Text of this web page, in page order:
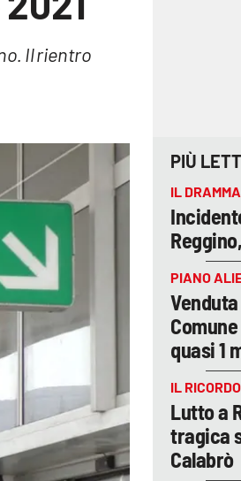
Il rientro
PIÙ
IL DRAMMA
PIANO
quasi 1
IL RICORDO
Lutto a
tragica
Calabrò